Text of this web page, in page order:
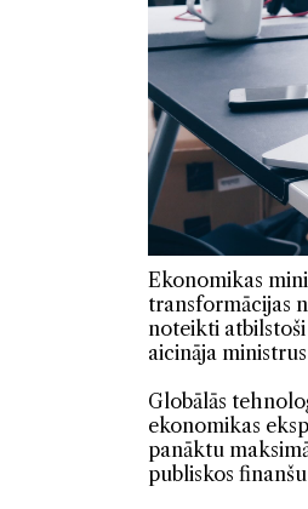
Ekonomikas
transformācijas
noteikti
aicināja
Globālās
ekonomikas
panāktu
publiskos